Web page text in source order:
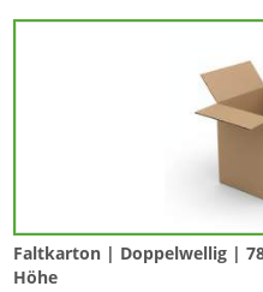
Faltkarton | Doppelwellig |
Höhe